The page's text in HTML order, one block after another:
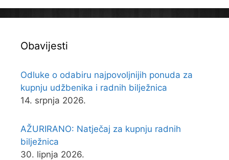
Obavijesti
Odluke o odabiru najpovoljnijih ponuda za
kupnju udžbenika i radnih bilježnica
14. srpnja 2026.
AŽURIRANO: Natječaj za kupnju radnih
bilježnica
30. lipnja 2026.